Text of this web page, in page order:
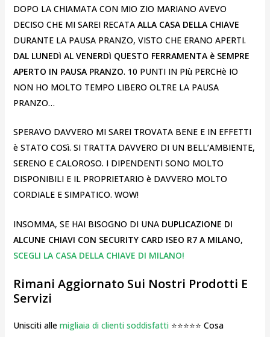
DOPO LA CHIAMATA CON MIO ZIO MARIANO AVEVO
DECISO CHE MI SAREI RECATA ALLA CASA DELLA CHIAVE
DURANTE LA PAUSA PRANZO, VISTO CHE ERANO APERTI.
DAL LUNEDì AL VENERDì QUESTO FERRAMENTA è SEMPRE
APERTO IN PAUSA PRANZO. 10 PUNTI IN PIù PERCHè IO
NON HO MOLTO TEMPO LIBERO OLTRE LA PAUSA
PRANZO…
SPERAVO DAVVERO MI SAREI TROVATA BENE E IN EFFETTI
è STATO COSì. SI TRATTA DAVVERO DI UN BELL’AMBIENTE,
SERENO E CALOROSO. I DIPENDENTI SONO MOLTO
DISPONIBILI E IL PROPRIETARIO è DAVVERO MOLTO
CORDIALE E SIMPATICO. WOW!
INSOMMA, SE HAI BISOGNO DI UNA DUPLICAZIONE DI
ALCUNE CHIAVI CON SECURITY CARD ISEO R7 A MILANO,
SCEGLI LA CASA DELLA CHIAVE DI MILANO!
Rimani Aggiornato Sui Nostri Prodotti E
Servizi
Unisciti alle migliaia di clienti soddisfatti⭐⭐⭐⭐⭐ Cosa